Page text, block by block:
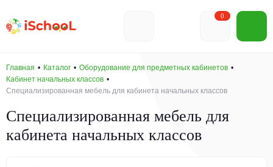
0
Главная Каталог
Оборудование для предметных кабинетов
Кабинет начальных классов
Специализированная мебель для кабинета начальных классов
Специализированная мебель для
кабинета начальных классов